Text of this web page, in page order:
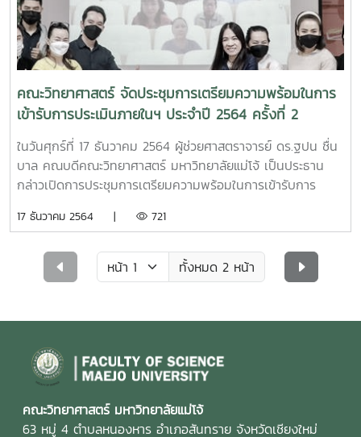
เทียน ทนคำดี ผู้ตรวจประเมิน หมวดที่ 4
5.นางจีรพรรณ จันทราศัพท์ ผู้ตรวจประเมิน
หมวดที่ 4 6.นางหทัยชนก ผิวผ่อง ผู้ตรวจ
ประเมิน หมวดที่ 5 7.นางสาวฐิตารีย์ พรหมเศรษฐการ
ผู้ตรวจประเมิน หมวดที่ 6 8.นางสาวนงลักษณ์ โปงหาญ
เลขานุการ
คณะวิทยาศาสตร์ จัดประชุมการเตรียมความพร้อมในการ
เข้ารับการประเมินภายในฯ ประจำปี 2564 ครั้งที่ 2
ในวันศุกร์ที่ 17 ธันวาคม 2564 ผู้ช่วยศาสตราจารย์ ดร.ฐปน ชื่น
บาล คณบดีคณะวิทยาศาสตร์ มหาวิทยาลัยแม่โจ้ เป็นประธาน
กล่าวเปิดการประชุมการเตรียมความพร้อมในการเข้ารับการ
จุฬาภรณ์ คณะวิทยาศาสตร์ มหาวิทยาลัยแม่โจ้ โดยการประชุม
เป็นการนำเสนอรายงานผลการดำเนินการสำนักงานสีเขียวในปี
2564 ของแต่ละหมวดที่จะนำเสนอต่อคณะกรรมการฯ ซึ่งการ
team
17 ธันวาคม 2564 | 721
ทั้งหมด 2 หน้า
คณะวิทยาศาสตร์ มหาวิทยาลัยแม่โจ้
63 หมู่ 4 ตำบลหนองหาร อำเภอสันทราย จังหวัดเชียงใหม่